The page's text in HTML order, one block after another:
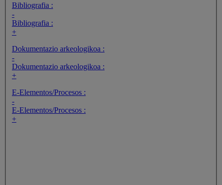
Bibliografia :
-
Bibliografia :
+
Dokumentazio arkeologikoa :
-
Dokumentazio arkeologikoa :
+
E-Elementos/Procesos :
-
E-Elementos/Procesos :
+